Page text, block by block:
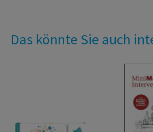
Das könnte Sie auch